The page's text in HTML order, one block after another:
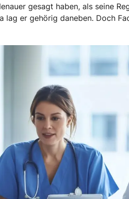
gesagt haben, als seine
lag er gehörig daneben. Doch